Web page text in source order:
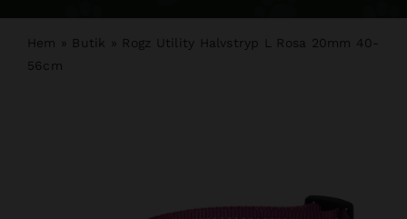
Hundsalong
Hem » Butik » Rogz Utility Halvstryp L Rosa 20mm 40-
56cm